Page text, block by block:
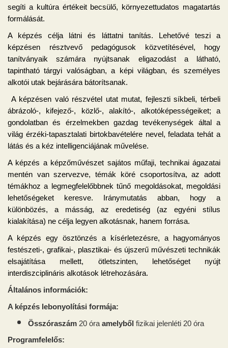
segíti a kultúra értékeit becsülő, környezettudatos magatartás
formálását.
A képzés célja látni és láttatni tanítás.
Lehetővé teszi a
képzésen résztvevő pedagógusok közvetítésével, hogy
tanítványaik számára nyújtsanak eligazodást a látható,
tapintható tárgyi valóságban, a képi világban, és személyes
alkotói utak bejárására bátorítsanak.
A képzésen való részvétel utat mutat, fejleszti síkbeli, térbeli
ábrázoló-, kifejező-, közlő-, alakító-, alkotóképességeiket; a
gondolatban és érzelmekben gazdag tevékenységek által a
világ érzéki-tapasztalati birtokbavételére nevel, feladata tehát a
látás és a kéz intelligenciájának művelése.
A képzés a képzőművészet sajátos műfaji, technikai ágazatai
mentén van szervezve, témák köré csoportosítva, az adott
témákhoz a legmegfelelőbbnek tűnő megoldásokat, megoldási
lehetőségeket keresve. Iránymutatás abban, hogy a
különbözés, a másság, az eredetiség (az egyéni stílus
kialakítása) ne célja legyen alkotásnak, hanem forrása.
A képzés egy ösztönzés a kísérletezésre, a hagyományos
festészeti-, grafikai-, plasztikai- és újszerű művészeti technikák
elsajátítása mellett, ötletszinten, lehetőséget nyújt
interdiszciplináris alkotások létrehozására.
Általános információk:
A képzés lebonyolítási formája:
Összóraszám 20 óra amelyből fizikai jelenléti 20 óra
Programfelelős: